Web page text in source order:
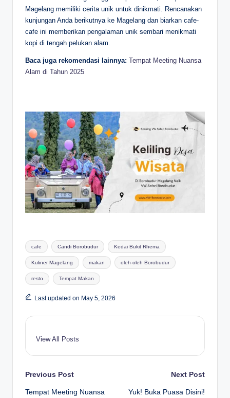
Magelang memiliki cerita unik untuk dinikmati. Rencanakan
kunjungan Anda berikutnya ke Magelang dan biarkan cafe-
cafe ini memberikan pengalaman unik sembari menikmati
kopi di tengah pelukan alam.
Baca juga rekomendasi lainnya: Tempat Meeting Nuansa
Alam di Tahun 2025
Tags:
cafe Candi Borobudur Kedai Bukit Rhema
Kuliner Magelang makan oleh-oleh Borobudur
resto Tempat Makan
Last updated on May 5, 2026
View All Posts
Post
Previous Post
Tempat Meeting Nuansa
Next Post
Yuk! Buka Puasa Disini!